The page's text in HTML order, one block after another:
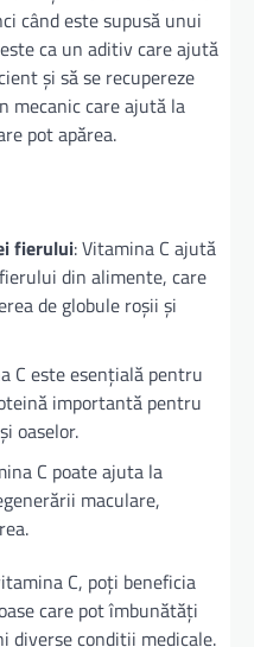
când este supusă unui
ca un aditiv care ajută
și să se recupereze
mecanic care ajută la
pot apărea.
fierului: Vitamina C ajută
din alimente, care
de globule roșii și
C este esențială pentru
importantă pentru
oaselor.
C poate ajuta la
maculare,
C, poți beneficia
care pot îmbunătăți
diverse condiții medicale.